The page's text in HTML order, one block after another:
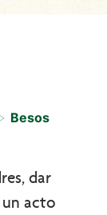
Besos
dar
un acto